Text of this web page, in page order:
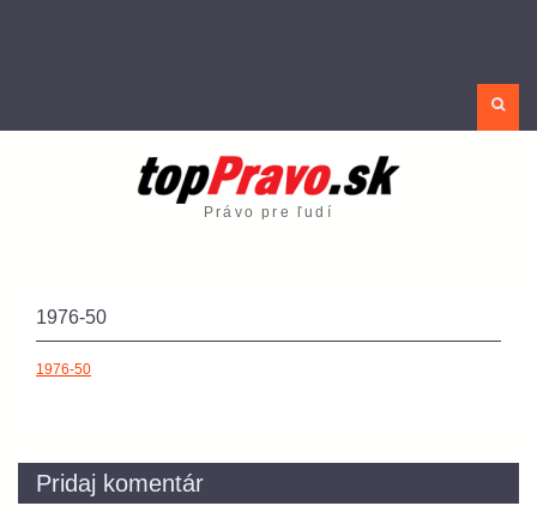
Právo pre ľudí
1976-50
1976-50
Pridaj komentár